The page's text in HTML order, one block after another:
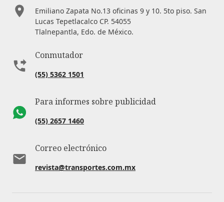
Emiliano Zapata No.13 oficinas 9 y 10. 5to piso. San
Lucas Tepetlacalco CP. 54055
Tlalnepantla, Edo. de México.
Conmutador
(55) 5362 1501
Para informes sobre publicidad
(55) 2657 1460
Correo electrónico
revista@transportes.com.mx